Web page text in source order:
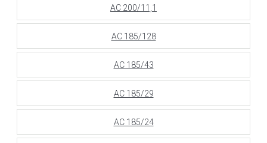
АС 200/11,1
АС 185/128
АС 185/43
АС 185/29
АС 185/24